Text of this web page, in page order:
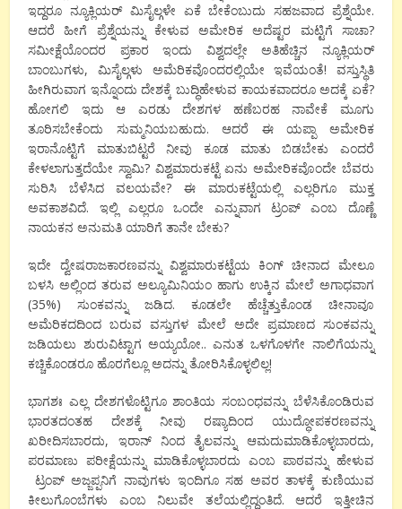
ಇದ್ದರೂ ನ್ಯೂಕ್ಲಿಯರ್ ಮಿಸೈಲ್ಗಳೇ ಏಕೆ ಬೇಕೆಂಬುದು ಸಹಜವಾದ ಪ್ರೆಶ್ನೆಯೇ.
ಆದರೆ ಹೀಗೆ ಪ್ರೆಶ್ನೆಯನ್ನು ಕೇಳುವ ಅಮೇರಿಕ ಅದೆಷ್ಟರ ಮಟ್ಟಿಗೆ ಸಾಚಾ?
ಸಮೀಕ್ಷೆಯೊಂದರ ಪ್ರಕಾರ ಇಂದು ವಿಶ್ವದಲ್ಲೇ ಅತಿಹೆಚ್ಚಿನ ನ್ಯೂಕ್ಲಿಯರ್
ಬಾಂಬುಗಳು, ಮಿಸೈಲ್ಗಳು ಅಮೆರಿಕವೊಂದರಲ್ಲಿಯೇ ಇವೆಯಂತೆ! ವಸ್ತುಸ್ಥಿತಿ
ಹೀಗಿರುವಾಗ ಇನ್ನೊಂದು ದೇಶಕ್ಕೆ ಬುದ್ಧಿಹೇಳುವ ಕಾಯಕವಾದರೂ ಅದಕ್ಕೆ ಏಕೆ?
ಹೋಗಲಿ ಇದು ಆ ಎರಡು ದೇಶಗಳ ಹಣೆಬರಹ ನಾವೇಕೆ ಮೂಗು
ತೂರಿಸಬೇಕೆಂದು ಸುಮ್ಮನಿಯಬಹುದು. ಆದರೆ ಈ ಯಪ್ಪಾ ಅಮೇರಿಕ
ಇರಾನೊಟ್ಟಿಗೆ ಮಾತುಬಿಟ್ಟರೆ ನೀವು ಕೂಡ ಮಾತು ಬಿಡಬೇಕು ಎಂದರೆ
ಕೇಳಲಾಗುತ್ತದೆಯೇ ಸ್ವಾಮಿ? ವಿಶ್ವಮಾರುಕಟ್ಟೆ ಏನು ಅಮೇರಿಕವೊಂದೇ ಬೆವರು
ಸುರಿಸಿ ಬೆಳೆಸಿದ ವಲಯವೇ?ಈ ಮಾರುಕಟ್ಟೆಯಲ್ಲಿ ಎಲ್ಲರಿಗೂ ಮುಕ್ತ
ಅವಕಾಶವಿದೆ. ಇಲ್ಲಿ ಎಲ್ಲರೂ ಒಂದೇ ಎನ್ನುವಾಗ ಟ್ರಂಪ್ ಎಂಬ ದೊಣ್ಣೆ
ನಾಯಕನ ಅನುಮತಿ ಯಾರಿಗೆ ತಾನೇ ಬೇಕು?
ಇದೇ ದ್ವೇಷರಾಜಕಾರಣವನ್ನು ವಿಶ್ವಮಾರುಕಟ್ಟೆಯ ಕಿಂಗ್ ಚೀನಾದ ಮೇಲೂ
ಬಳಸಿ ಅಲ್ಲಿಂದ ತರುವ ಅಲ್ಯೂಮಿನಿಯಂ ಹಾಗು ಉಕ್ಕಿನ ಮೇಲೆ ಅಗಾಧವಾಗ
(35%) ಸುಂಕವನ್ನು ಜಡಿದ. ಕೂಡಲೇ ಹೆಚ್ಚೆತ್ತುಕೊಂಡ ಚೀನಾವೂ
ಅಮೆರಿಕದದಿಂದ ಬರುವ ವಸ್ತುಗಳ ಮೇಲೆ ಅದೇ ಪ್ರಮಾಣದ ಸುಂಕವನ್ನು
ಜಡಿಯಲು ಶುರುವಿಟ್ಟಾಗ ಅಯ್ಯಯೋ.. ಎನುತ ಒಳಗೊಳಗೇ ನಾಲಿಗೆಯನ್ನು
ಕಚ್ಚಿಕೊಂಡರೂ ಹೊರಗೆಲ್ಲೂ ಅದನ್ನು ತೋರಿಸಿಕೊಳ್ಳಲಿಲ್ಲ!
ಭಾಗಶಃ ಎಲ್ಲ ದೇಶಗಳೊಟ್ಟಿಗೂ ಶಾಂತಿಯ ಸಂಬಂಧವನ್ನು ಬೆಳೆಸಿಕೊಂಡಿರುವ
ಭಾರತದಂತಹ ದೇಶಕ್ಕೆ ನೀವು ರಷ್ಯಾದಿಂದ ಯುದ್ಧೋಪಕರಣವನ್ನು
ಖರೀದಿಸಬಾರದು, ಇರಾನ್ ನಿಂದ ತೈಲವನ್ನು ಆಮದುಮಾಡಿಕೊಳ್ಳಬಾರದು,
ಪರಮಾಣು ಪರೀಕ್ಷೆಯನ್ನು ಮಾಡಿಕೊಳ್ಳಬಾರದು ಎಂಬ ಪಾಠವನ್ನು ಹೇಳುವ
ಟ್ರಂಪ್ ಅಜ್ಜಪ್ಪನಿಗೆ ನಾವುಗಳು ಇಂದಿಗೂ ಸಹ ಅವರ ತಾಳಕ್ಕೆ ಕುಣಿಯುವ
ಕೀಲುಗೊಂಬೆಗಳು ಎಂಬ ನಿಲುವೇ ತಲೆಯಲ್ಲಿದ್ದಂತಿದೆ. ಆದರೆ ಇತ್ತೀಚಿನ